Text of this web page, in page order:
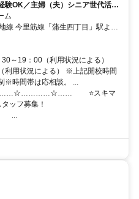
験OK／主婦（夫）シニア世代活躍
ム
～19：00（利用状況による）
利用状況による） ※上記開校時間
※時間帯は応相談。 ...
⭐️スキマ
ッフ募集！
...